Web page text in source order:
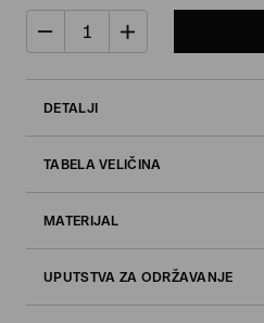
DETALJI
TABELA VELIČINA
MATERIJAL
UPUTSTVA ZA ODRŽAVANJE